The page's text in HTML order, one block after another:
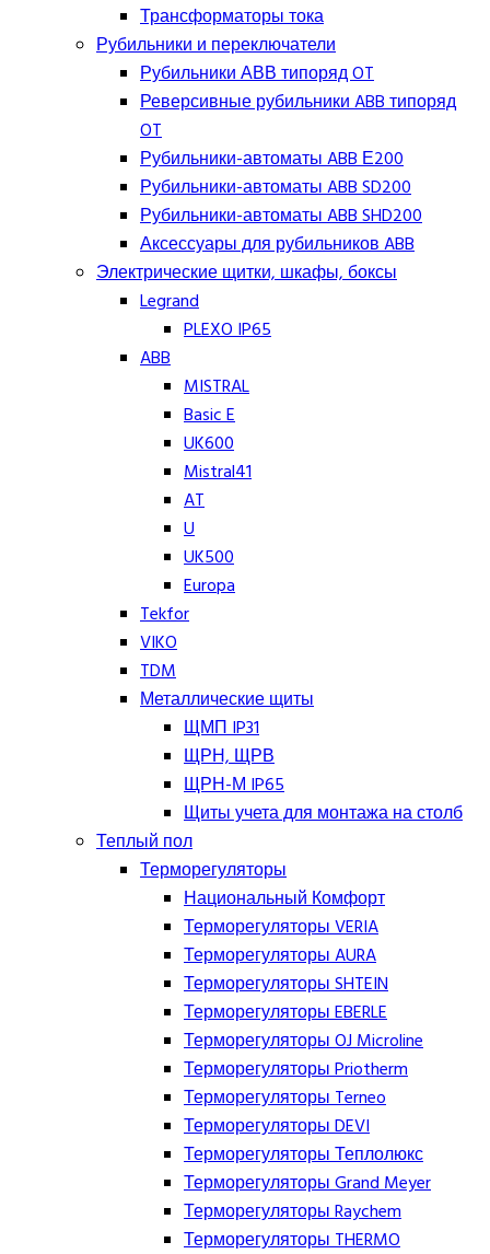
Трансформаторы тока
Рубильники и переключатели
Рубильники АВВ типоряд OT
Реверсивные рубильники ABB типоряд
OT
Рубильники-автоматы ABB Е200
Рубильники-автоматы ABB SD200
Рубильники-автоматы ABB SHD200
Аксессуары для рубильников ABB
Электрические щитки, шкафы, боксы
Legrand
PLEXO IP65
ABB
MISTRAL
Basic E
UK600
Mistral41
AT
U
UK500
Europa
Tekfor
VIKO
TDM
Металлические щиты
ЩМП IP31
ЩРН, ЩРВ
ЩРН-М IP65
Щиты учета для монтажа на столб
Теплый пол
Терморегуляторы
Национальный Комфорт
Терморегуляторы VERIA
Терморегуляторы AURA
Терморегуляторы SHTEIN
Терморегуляторы EBERLE
Терморегуляторы OJ Microline
Терморегуляторы Priotherm
Терморегуляторы Terneo
Терморегуляторы DEVI
Терморегуляторы Теплолюкс
Терморегуляторы Grand Meyer
Терморегуляторы Raychem
Терморегуляторы THERMO